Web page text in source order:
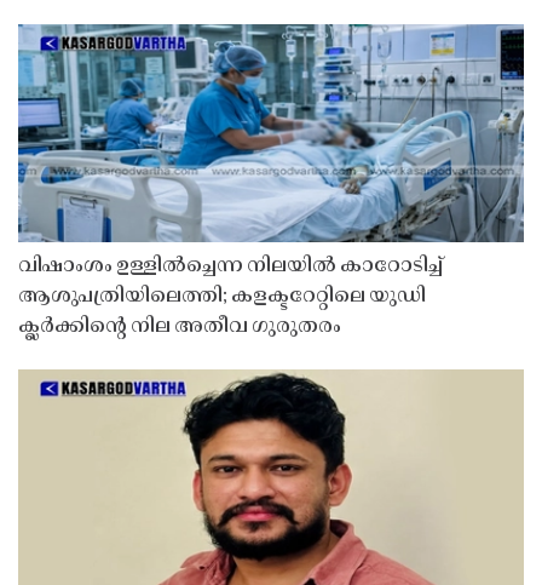
വിഷാംശം ഉള്ളിൽച്ചെന്ന നിലയിൽ കാറോടിച്ച്
ആശുപത്രിയിലെത്തി; കളക്ടറേറ്റിലെ യുഡി
ക്ലർക്കിൻ്റെ നില അതീവ ഗുരുതരം